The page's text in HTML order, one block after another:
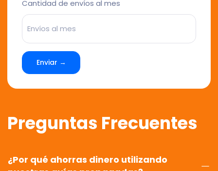
Cantidad de envíos al mes
Enviar →
Preguntas Frecuentes
¿Por qué ahorras dinero utilizando